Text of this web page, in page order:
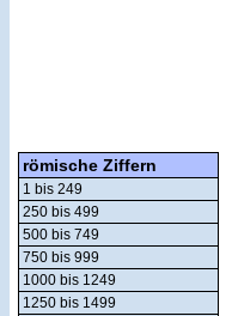
römische Ziffern
1 bis 249
250 bis 499
500 bis 749
750 bis 999
1000 bis 1249
1250 bis 1499